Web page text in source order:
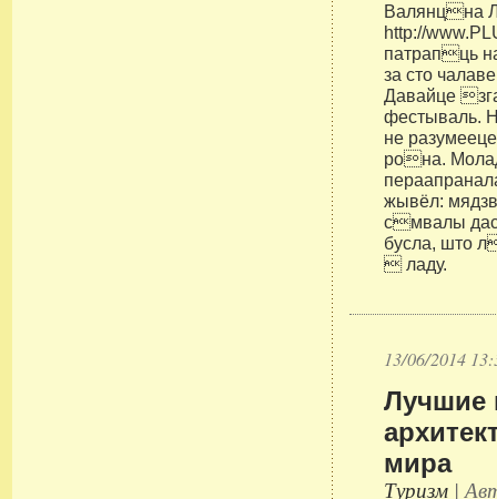
Валянцна
http://
патрапць
за сто
Давайце
фестываль.
не
рона.
жывёл:
смвалы
бусла, што
 ладу.
13/06/2014
Лучшие
мира
Туризм |